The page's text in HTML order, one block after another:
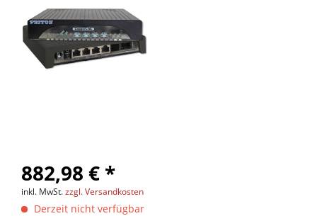
882,98 € *
inkl. MwSt.zzgl. Versandkosten
Derzeit nicht verfügbar